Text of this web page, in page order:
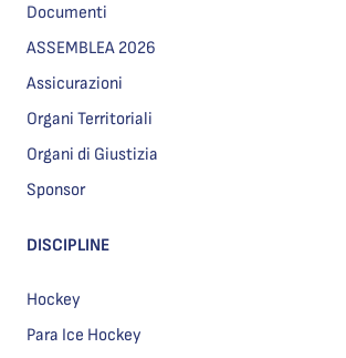
Documenti
ASSEMBLEA 2026
Assicurazioni
Organi Territoriali
Organi di Giustizia
Sponsor
DISCIPLINE
Hockey
Para Ice Hockey